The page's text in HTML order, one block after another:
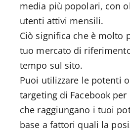
media più popolari, con
utenti attivi mensili.
Ciò significa che è molto
tuo mercato di
tempo sul sito.
Puoi utilizzare le potenti
targeting di Facebook per
che raggiungano i tuoi
base a fattori quali la